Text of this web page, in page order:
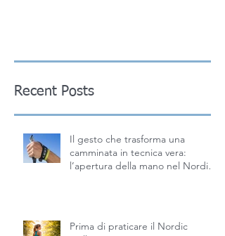
Recent Posts
Il gesto che trasforma una